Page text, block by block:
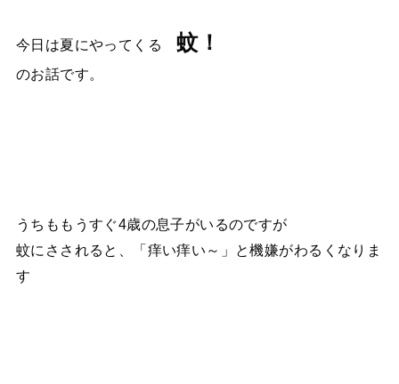
今日は夏にやってくる蚊！
のお話です。
うちももうすぐ4歳の息子がいるのですが
蚊にさされると、「痒い痒い～」と機嫌がわるくなりま
す